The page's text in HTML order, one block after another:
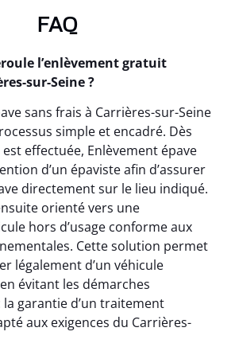
FAQ
l’enlèvement gratuit
sur-Seine ?
sans frais à Carrières-sur-Seine
simple et encadré. Dès
effectuée, Enlèvement épave
d’un épaviste afin d’assurer
directement sur le lieu indiqué.
orienté vers une
hors d’usage conforme aux
Cette solution permet
légalement d’un véhicule
évitant les démarches
la garantie d’un traitement
aux exigences du Carrières-